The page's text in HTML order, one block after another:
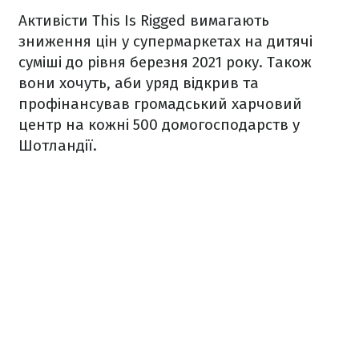
Активісти This Is Rigged вимагають
зниження цін у супермаркетах на дитячі
суміші до рівня березня 2021 року. Також
вони хочуть, аби уряд відкрив та
профінансував громадський харчовий
центр на кожні 500 домогосподарств у
Шотландії.